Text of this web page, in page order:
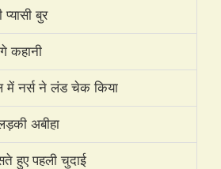
प्यासी बुर
कहानी
में नर्स ने लंड चेक किया
अबीहा
हुए पहली चुदाई